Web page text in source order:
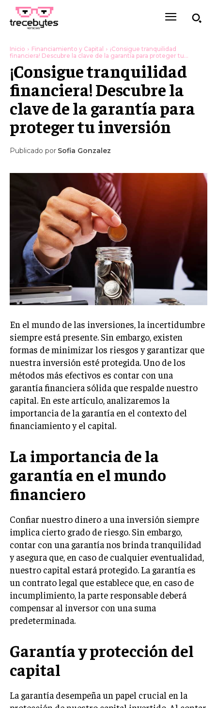
Inicio Financiamiento y Capital
¡Consigue tranquilidad
financiera! Descubre la clave de la garantía para proteger tu...
¡Consigue tranquilidad
financiera! Descubre la
clave de la garantía para
proteger tu inversión
Publicado por Sofia Gonzalez
En el mundo de las inversiones, la incertidumbre
siempre está presente. Sin embargo, existen
formas de minimizar los riesgos y garantizar que
nuestra inversión esté protegida. Uno de los
métodos más efectivos es contar con una
garantía financiera sólida que respalde nuestro
capital. En este artículo, analizaremos la
importancia de la garantía en el contexto del
financiamiento y el capital.
La importancia de la
garantía en el mundo
financiero
Confiar nuestro dinero a una inversión siempre
implica cierto grado de riesgo. Sin embargo,
contar con una garantía nos brinda tranquilidad
y asegura que, en caso de cualquier eventualidad,
nuestro capital estará protegido. La garantía es
un contrato legal que establece que, en caso de
incumplimiento, la parte responsable deberá
compensar al inversor con una suma
predeterminada.
Garantía y protección del
capital
La garantía desempeña un papel crucial en la